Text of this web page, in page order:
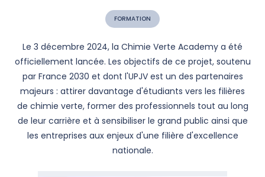
FORMATION
Le 3 décembre 2024, la Chimie Verte Academy a été
officiellement lancée. Les objectifs de ce projet, soutenu
par France 2030 et dont l'UPJV est un des partenaires
majeurs : attirer davantage d'étudiants vers les filières
de chimie verte, former des professionnels tout au long
de leur carrière et à sensibiliser le grand public ainsi que
les entreprises aux enjeux d'une filière d'excellence
nationale.